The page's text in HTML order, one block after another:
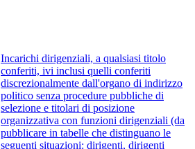
Incarichi dirigenziali, a qualsiasi titolo
conferiti, ivi inclusi quelli conferiti
discrezionalmente dall'organo di indirizzo
politico senza procedure pubbliche di
selezione e titolari di posizione
organizzativa con funzioni dirigenziali (da
pubblicare in tabelle che distinguano le
seguenti situazioni: dirigenti, dirigenti